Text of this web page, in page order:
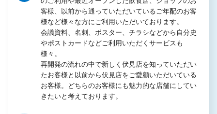
客様、以前から通っていただいているご年配のお客
様など様々な方にご利用いただいております。
会議資料、名刺、ポスター、チラシなどから自分史
やポストカードなどご利用いただくサービスも
様々。
再開発の流れの中で新しく伏見店を知っていただい
たお客様と以前から伏見店をご愛顧いただいている
お客様。どちらのお客様にも魅力的な店舗にしてい
きたいと考えております。